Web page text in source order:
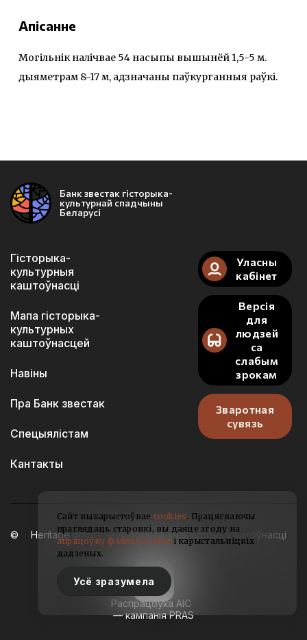
Апісанне
Могільнік налічвае 54 насыпы вышынёй 1,5-5 м.
дыяметрам 8-17 м, адзначаны паўкурганныя раўкі.
Банк звестак гісторыка-
культурнай спадчыны
Беларусі
Гісторыка-
культурныя
каштоўнасці
Мапа гісторыка-
культурных
каштоўнасцей
Навіны
Пра Банк звестак
Спецыялістам
Кантакты
Уласны
кабінет
Версія
для
людзей
са
слабым
зрокам
Зваротная
сувязь
Heritage.gov.by — гісторыка-культурныя каштоўнасці
Беларусі
Распрацоўка АІС
— кампанія PRAS
Сайт выкарыстоўвае cookies. Працягваючы
праглядаць старонкі, вы даяце згоду на
апрацоўку файлаў cookie і карыстальніцкіх
дадзеных.
Усё зразумела